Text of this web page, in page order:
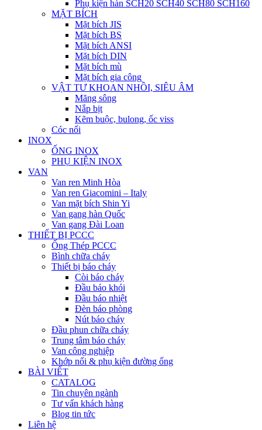
Phụ kiện hàn SCH20 SCH40 SCH80 SCH160
MẶT BÍCH
Mặt bích JIS
Mặt bích BS
Mặt bích ANSI
Mặt bích DIN
Mặt bích mù
Mặt bích gia công
VẬT TƯ KHOAN NHỒI, SIÊU ÂM
Măng sông
Nắp bịt
Kẽm buộc, bulong, ốc viss
Cóc nối
INOX
ỐNG INOX
PHỤ KIỆN INOX
VAN
Van ren Minh Hòa
Van ren Giacomini – Italy
Van mặt bích Shin Yi
Van gang hàn Quốc
Van gang Đài Loan
THIẾT BỊ PCCC
Ống Thép PCCC
Bình chữa cháy
Thiết bị báo cháy
Còi báo cháy
Đầu báo khói
Đầu báo nhiệt
Đèn báo phòng
Nút báo cháy
Đầu phun chữa cháy
Trung tâm báo cháy
Van công nghiệp
Khớp nối & phụ kiện đường ống
BÀI VIẾT
CATALOG
Tin chuyên ngành
Tư vấn khách hàng
Blog tin tức
Liên hệ